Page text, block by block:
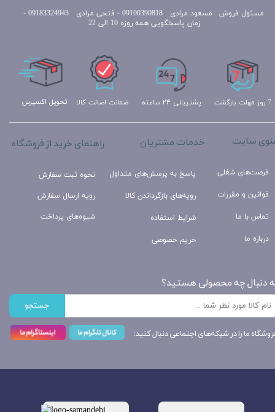
تحویل اکسپرس پشتیبانی ۲۴ ساعته 7 روز مهلت بازگشت ضمانت اصالت کالا
راهنمای خرید از فروشگاه
نحوه ثبت سفارش
رویه ارسال سفارش
شیوه‌های پرداخت
خدمات مشتریان
پاسخ به پرسش‌های متداول
رویه‌های بازگرداندن کالا
شرایط استفاده
حریم خصوصی
سایت
فرصت‌های شغلی
قوانین و مقررات
تماس با ما
درباره ما
دنبال چه محصولی هستید؟
جستجو
ما را در شبکه‌های اجتماعی دنبال کنید:
مسئول
فروش : مسعود مرادی 09100390818​​​​​​​ ​​​​​​​- فتحی مرادی 09183324943 -
زمان پاسخگویی همه روزه 10 الی 22